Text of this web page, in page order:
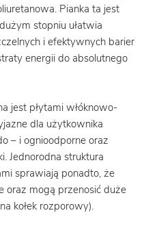
Pianka ta jest
stopniu ułatwia
i efektywnych barier
energii do absolutnego
jest płytami włóknowo-
dla użytkownika
– i ognioodporne oraz
Jednorodna struktura
sprawiają ponadto, że
oraz mogą przenosić duże
kołek rozporowy).